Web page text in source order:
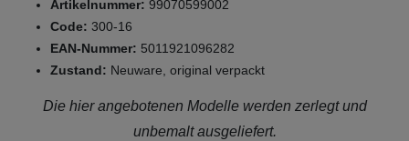
Artikelnummer: 99070599002
Code: 300-16
EAN-Nummer: 5011921096282
Zustand: Neuware, original verpackt
Die hier angebotenen Modelle werden zerlegt und
unbemalt ausgeliefert.